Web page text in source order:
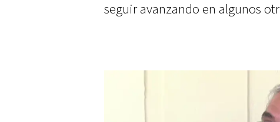
seguir avanzando en algunos